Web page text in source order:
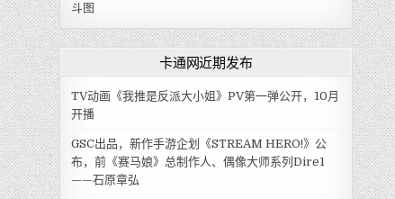
斗图
卡通网近期发布
TV动画《我推是反派大小姐》PV第一弹公开，10月
开播
GSC出品，新作手游企划《STREAM HERO!》公
布，前《赛马娘》总制作人、偶像大师系列Dire1
——石原章弘